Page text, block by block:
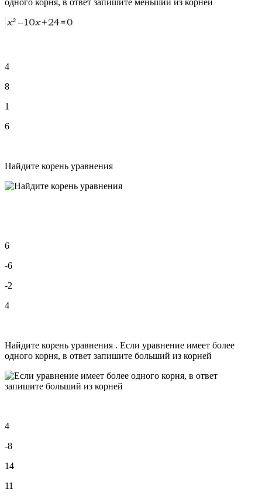
одного корня, в ответ запишите меньший из корней
4
8
1
6
Найдите корень уравнения
6
-6
-2
4
Найдите корень уравнения . Если уравнение имеет более
одного корня, в ответ запишите больший из корней
4
-8
14
11